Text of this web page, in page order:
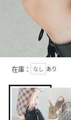
在庫： なし あり